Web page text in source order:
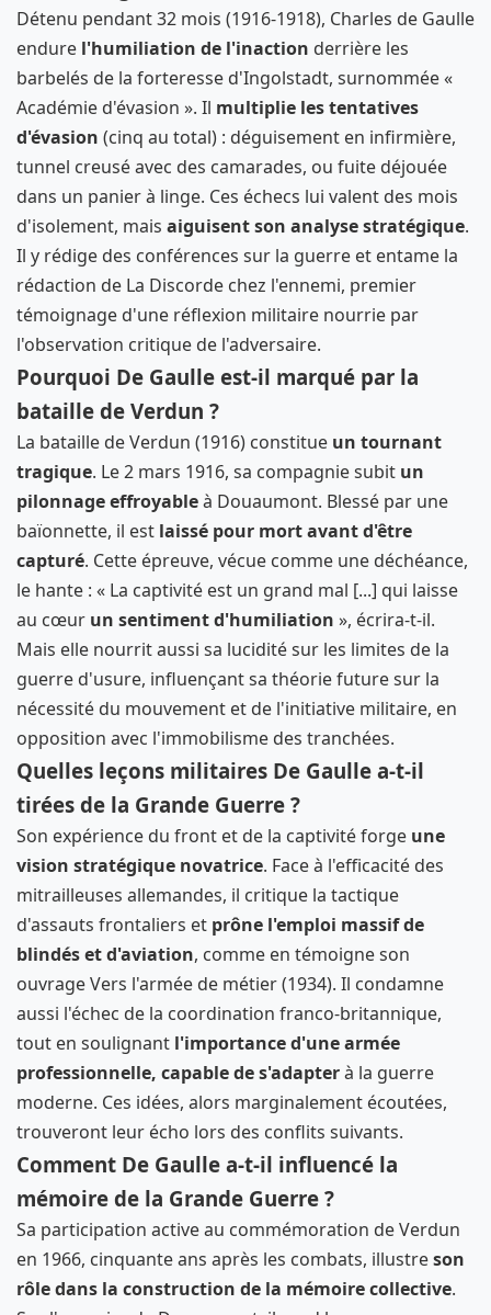
Détenu pendant 32 mois (1916-1918), Charles de Gaulle
endure l'humiliation de l'inaction derrière les
barbelés de la forteresse d'Ingolstadt, surnommée «
Académie d'évasion ». Il multiplie les tentatives
d'évasion (cinq au total) : déguisement en infirmière,
tunnel creusé avec des camarades, ou fuite déjouée
dans un panier à linge. Ces échecs lui valent des mois
d'isolement, mais aiguisent son analyse stratégique.
Il y rédige des conférences sur la guerre et entame la
rédaction de La Discorde chez l'ennemi, premier
témoignage d'une réflexion militaire nourrie par
l'observation critique de l'adversaire.
Pourquoi De Gaulle est-il marqué par la
bataille de Verdun ?
La bataille de Verdun (1916) constitue un tournant
tragique. Le 2 mars 1916, sa compagnie subit un
pilonnage effroyableà Douaumont. Blessé par une
baïonnette, il est laissé pour mort avant d'être
capturé. Cette épreuve, vécue comme une déchéance,
le hante : « La captivité est un grand mal [...] qui laisse
au cœur un sentiment d'humiliation », écrira-t-il.
Mais elle nourrit aussi sa lucidité sur les limites de la
guerre d'usure, influençant sa théorie future sur la
nécessité du mouvement et de l'initiative militaire, en
opposition avec l'immobilisme des tranchées.
Quelles leçons militaires De Gaulle a-t-il
tirées de la Grande Guerre ?
Son expérience du front et de la captivité forge une
vision stratégique novatrice. Face à l'efficacité des
mitrailleuses allemandes, il critique la tactique
d'assauts frontaliers et prône l'emploi massif de
blindés et d'aviation, comme en témoigne son
ouvrage Vers l'armée de métier (1934). Il condamne
aussi l'échec de la coordination franco-britannique,
tout en soulignant l'importance d'une armée
professionnelle, capable de s'adapterà la guerre
moderne. Ces idées, alors marginalement écoutées,
trouveront leur écho lors des conflits suivants.
Comment De Gaulle a-t-il influencé la
mémoire de la Grande Guerre ?
Sa participation active au commémoration de Verdun
en 1966, cinquante ans après les combats, illustreson
rôle dans la construction de la mémoire collective.